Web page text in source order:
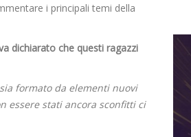
i principali temi della
dichiarato che questi ragazzi
formato da elementi nuovi
essere stati ancora sconfitti ci